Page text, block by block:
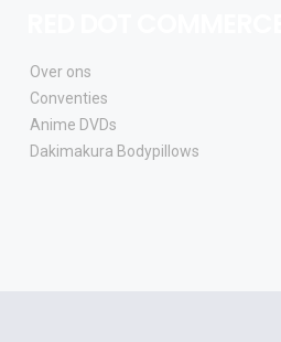
Over ons
Conventies
Anime DVDs
Dakimakura Bodypillows